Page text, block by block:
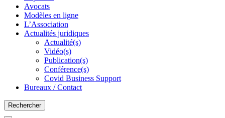
Avocats
Modèles en ligne
L’Association
Actualités juridiques
Actualité(s)
Vidéo(s)
Publication(s)
Conférence(s)
Covid Business Support
Bureaux / Contact
Rechercher